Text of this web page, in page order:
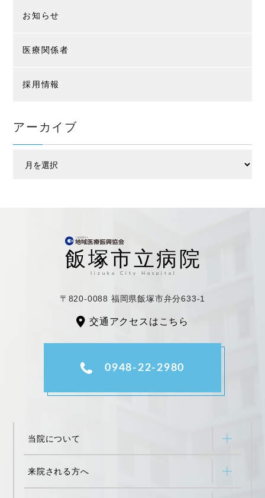
お知らせ
医療関係者
採用情報
アーカイブ
〒820-0088 福岡県飯塚市弁分633-1
交通アクセスはこちら
0948-22-2980
当院について
来院される方へ